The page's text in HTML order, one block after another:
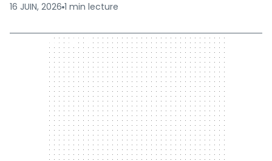
16 JUIN, 2026 1 min lecture
300 x 250